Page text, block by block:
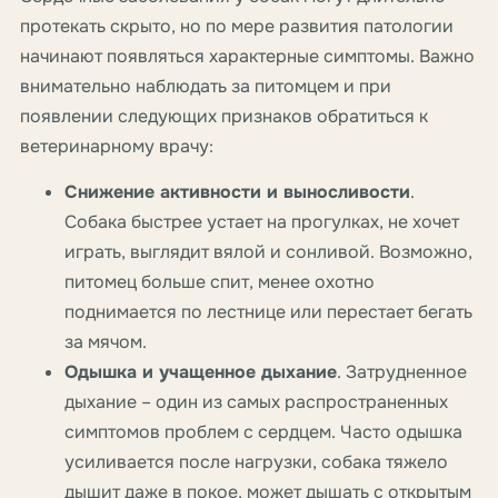
протекать скрыто, но по мере развития патологии
начинают появляться характерные симптомы. Важно
внимательно наблюдать за питомцем и при
появлении следующих признаков обратиться к
ветеринарному врачу:
Снижение активности и выносливости.
Собака быстрее устает на прогулках, не хочет
играть, выглядит вялой и сонливой. Возможно,
питомец больше спит, менее охотно
поднимается по лестнице или перестает бегать
за мячом.
Одышка и учащенное дыхание. Затрудненное
дыхание – один из самых распространенных
симптомов проблем с сердцем. Часто одышка
усиливается после нагрузки, собака тяжело
дышит даже в покое, может дышать с открытым